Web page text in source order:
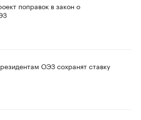
поправок в закон о
ОЭЗ сохранят ставку